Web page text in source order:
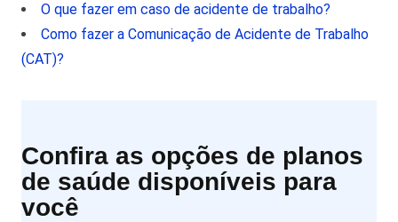
O que fazer em caso de acidente de trabalho?
Como fazer a Comunicação de Acidente de Trabalho
(CAT)?
Confira as opções de planos
de saúde disponíveis para
você